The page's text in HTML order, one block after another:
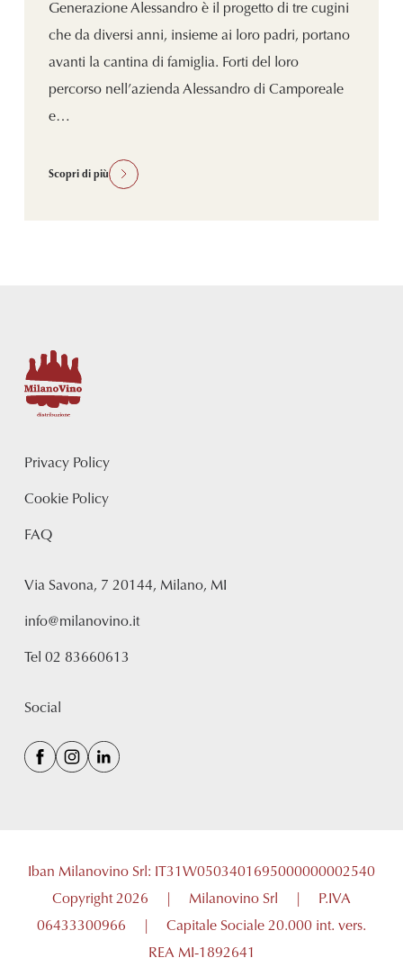
Generazione Alessandro è il progetto di tre cugini
che da diversi anni, insieme ai loro padri, portano
avanti la cantina di famiglia. Forti del loro
percorso nell’azienda Alessandro di Camporeale
e…
Scopri di più
Privacy Policy
Cookie Policy
FAQ
Via Savona, 7 20144, Milano, MI
info@milanovino.it
Tel02 83660613
Social
Iban Milanovino Srl: IT31W0503401695000000002540
Copyright 2026
Milanovino Srl
P.IVA
06433300966
Capitale Sociale 20.000 int. vers.
REA MI-1892641